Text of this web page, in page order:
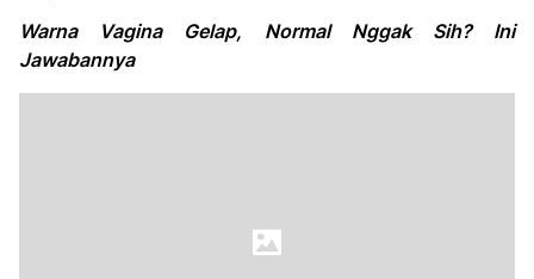
Warna Vagina Gelap, Normal Nggak Sih? Ini
Jawabannya